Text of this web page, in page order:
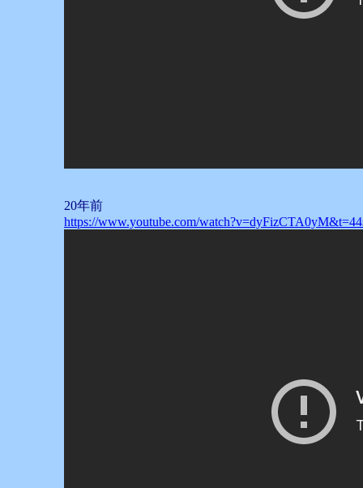
20年前
https://www.youtube.com/